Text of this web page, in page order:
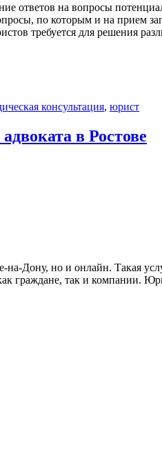
ответов на вопросы
по которым и на прием
требуется для решения
консультация, юрист
в Ростове
на-Дону, но и онлайн. Такая
граждане, так и компании.